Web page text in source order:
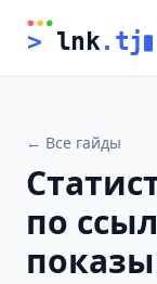
> lnk.tj
← Все гайды
по